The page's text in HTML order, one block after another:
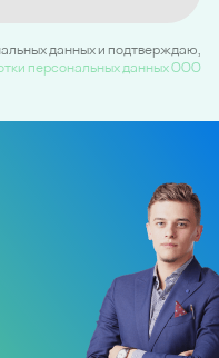
данных и подтверждаю,
персональных данных ООО